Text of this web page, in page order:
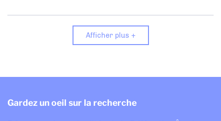
Afficher plus +
Gardez un oeil sur la recherche